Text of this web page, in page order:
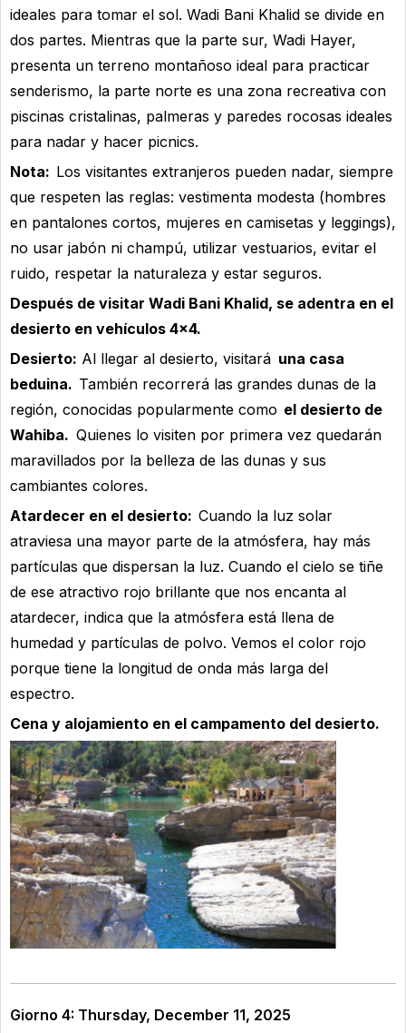
ideales para tomar el sol. Wadi Bani Khalid se divide en
dos partes. Mientras que la parte sur, Wadi Hayer,
presenta un terreno montañoso ideal para practicar
senderismo, la parte norte es una zona recreativa con
piscinas cristalinas, palmeras y paredes rocosas ideales
para nadar y hacer picnics.
Nota: Los visitantes extranjeros pueden nadar, siempre
que respeten las reglas: vestimenta modesta (hombres
en pantalones cortos, mujeres en camisetas y leggings),
no usar jabón ni champú, utilizar vestuarios, evitar el
ruido, respetar la naturaleza y estar seguros.
Después de visitar Wadi Bani Khalid, se adentra en el
desierto en vehículos 4×4.
Desierto: Al llegar al desierto, visitará una casa
beduina. También recorrerá las grandes dunas de la
región, conocidas popularmente como el desierto de
Wahiba. Quienes lo visiten por primera vez quedarán
maravillados por la belleza de las dunas y sus
cambiantes colores.
Atardecer en el desierto: Cuando la luz solar
atraviesa una mayor parte de la atmósfera, hay más
partículas que dispersan la luz. Cuando el cielo se tiñe
de ese atractivo rojo brillante que nos encanta al
atardecer, indica que la atmósfera está llena de
humedad y partículas de polvo. Vemos el color rojo
porque tiene la longitud de onda más larga del
espectro.
Cena y alojamiento en el campamento del desierto.
Giorno 4: Thursday, December 11, 2025